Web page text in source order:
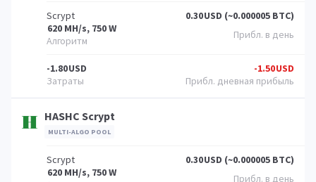
Scrypt
620 MH/s, 750 W
0.30USD (~0.000005 BTC)
-1.80USD -1.50USD
HASHC Scrypt
MULTI-ALGO POOL
Scrypt
620 MH/s, 750 W
0.30USD (~0.000005 BTC)